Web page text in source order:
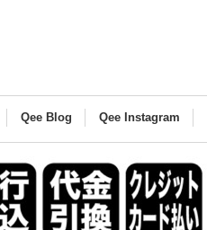
Qee Blog Qee Instagram